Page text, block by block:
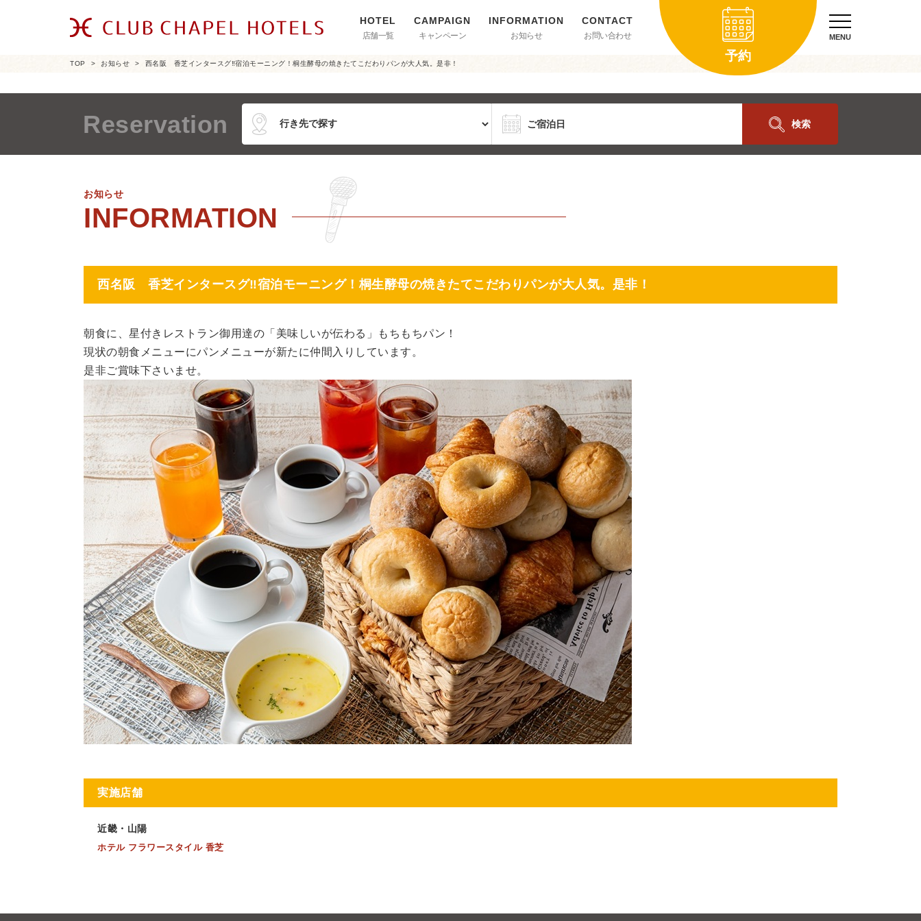
店舗一覧 キャンペーン お知らせ お問い合わせ
予約
MENU
TOP お知らせ 西名阪 香芝インタースグ‼宿泊モーニング！桐生酵母の焼きたてこだわりパンが大人気。是非！
Reservation 検索
お知らせ
西名阪 香芝インタースグ‼宿泊モーニング！桐生酵母の焼きたてこだわりパンが大人気。是非！
朝食に、星付きレストラン御用達の「美味しいが伝わる」もちもちパン！
現状の朝食メニューにパンメニューが新たに仲間入りしています。
是非ご賞味下さいませ。
実施店舗
近畿・山陽
ホテル フラワースタイル 香芝